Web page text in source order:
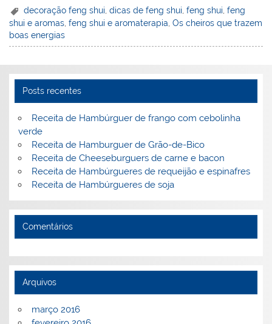
er
e
st
k
e
dI
c
e
b
o
k
itt
er
ai
l
h
o
o
l
t
ar
e
decoração feng shui ,dicas de feng shui ,feng shui ,feng
shui e aromas,feng shui e aromaterapia,Os cheiros que trazem
boas energias
Posts recentes
Receita de Hambúrguer de frango com cebolinha
verde
Receita de Hamburguer de Grão-de-Bico
Receita de Cheeseburguers de carne e bacon
Receita de Hambúrgueres de requeijão e espinafres
Receita de Hambúrgueres de soja
Comentários
Arquivos
março 2016